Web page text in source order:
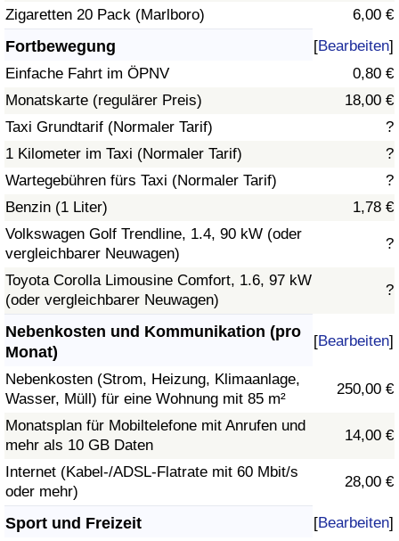
Zigaretten 20 Pack (Marlboro)
6,00 €
Fortbewegung [Bearbeiten]
Einfache Fahrt im ÖPNV
0,80 €
Monatskarte (regulärer Preis)
18,00 €
Taxi Grundtarif (Normaler Tarif)
?
1 Kilometer im Taxi (Normaler Tarif)
?
Wartegebühren fürs Taxi (Normaler Tarif)
?
Benzin (1 Liter)
1,78 €
Volkswagen Golf Trendline, 1.4, 90 kW (oder
vergleichbarer Neuwagen)
?
Toyota Corolla Limousine Comfort, 1.6, 97 kW
(oder vergleichbarer Neuwagen)
?
Nebenkosten und Kommunikation (pro
Monat)
[Bearbeiten]
Nebenkosten (Strom, Heizung, Klimaanlage,
Wasser, Müll) für eine Wohnung mit 85 m²
250,00 €
Monatsplan für Mobiltelefone mit Anrufen und
mehr als 10 GB Daten
14,00 €
Internet (Kabel-/ADSL-Flatrate mit 60 Mbit/s
oder mehr)
28,00 €
Sport und Freizeit [Bearbeiten]
Verkehrs-Index nach Land